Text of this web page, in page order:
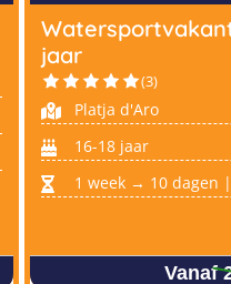
jaar
(3)
Platja d'Aro
16-18 jaar
1 week → 10
Vanaf